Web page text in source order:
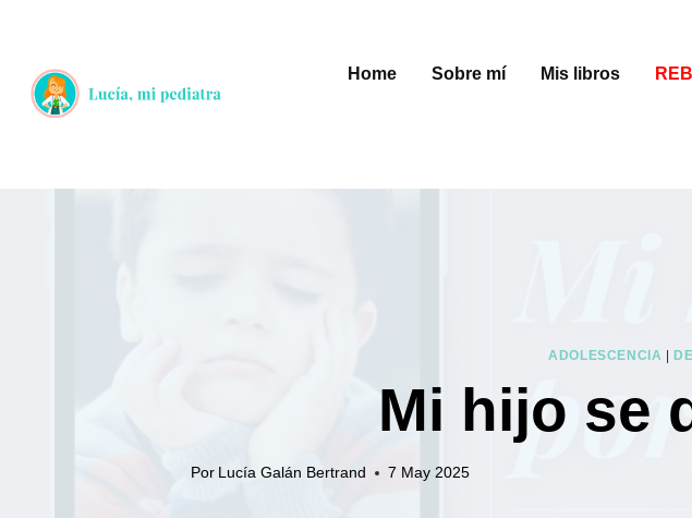
contenido
Home Sobre mí Mis libros
ADOLESCENCIA
Mi hijo se
Por Lucía Galán Bertrand 7 May 2025